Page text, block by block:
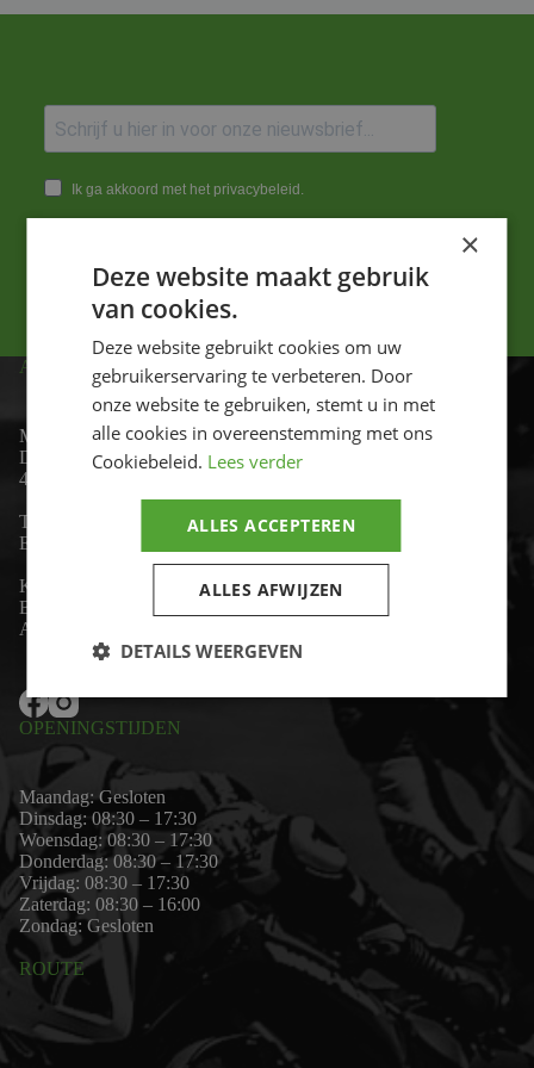
Ik ga akkoord met het privacybeleid.
ADRES
Motor-id
De Lind 17
4841 KC Prinsenbeek
Telefoon:
+31 (0)76 - 54 11 888
Email:
K.v.K: 80530338
B.T.W-nummer: NL861703947B01
Algemene voorwaarden
OPENINGSTIJDEN
Maandag: Gesloten
Dinsdag: 08:30 – 17:30
Woensdag: 08:30 – 17:30
Donderdag: 08:30 – 17:30
Vrijdag: 08:30 – 17:30
Zaterdag: 08:30 – 16:00
Zondag: Gesloten
ROUTE
×
Deze website maakt gebruik
van cookies.
Deze website gebruikt cookies om uw
gebruikerservaring te verbeteren. Door
onze website te gebruiken, stemt u in met
alle cookies in overeenstemming met ons
Cookiebeleid. Lees verder
ALLES ACCEPTEREN
ALLES AFWIJZEN
DETAILS WEERGEVEN